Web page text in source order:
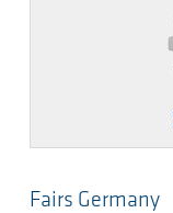
Fairs Germany